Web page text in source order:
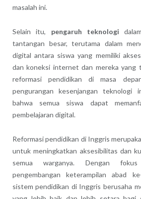
masalah ini.
Selain itu, pengaruh teknologi
tantangan besar, terutama dalam
digital antara siswa yang memiliki
dan koneksi internet dan mereka yang
reformasi pendidikan di masa
pengurangan kesenjangan teknologi
bahwa semua siswa dapat
pembelajaran digital.
Reformasi pendidikan di Inggris
untuk meningkatkan aksesibilitas dan
semua warganya. Dengan
pengembangan keterampilan abad
sistem pendidikan di Inggris berusaha